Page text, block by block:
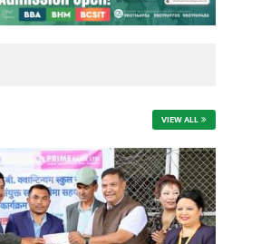
VIEW ALL